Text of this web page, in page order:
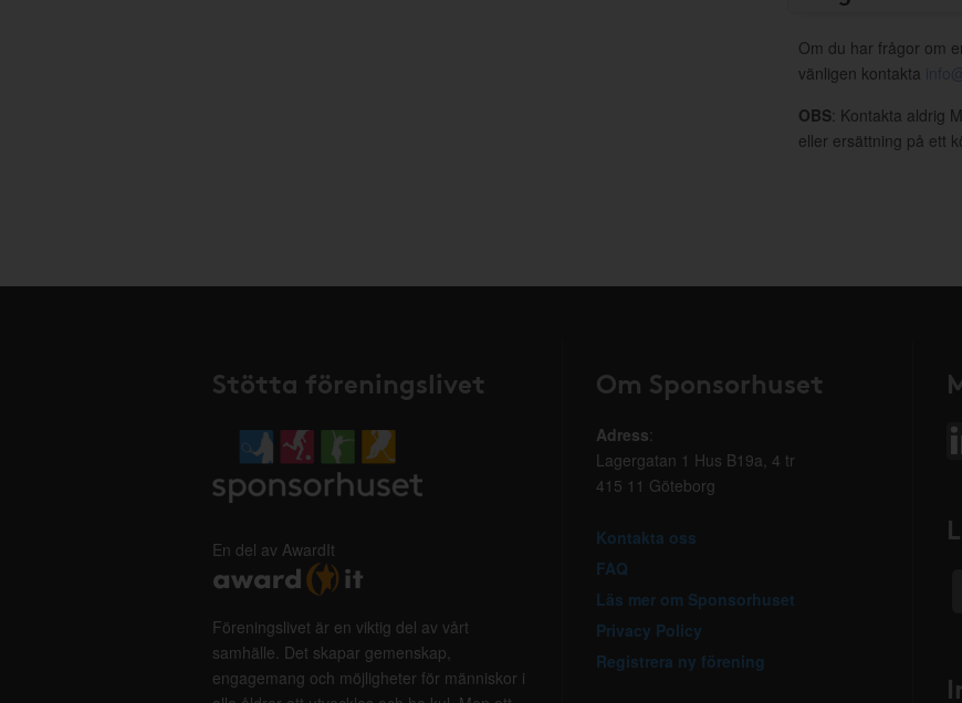
Om du har frågor om
vänligen kontakta
OBS: Kontakta aldrig
eller ersättning på ett
Stötta föreningslivet
En del av AwardIt
Föreningslivet är en viktig del av vårt
samhälle. Det skapar gemenskap,
engagemang och möjligheter för människor i
Om Sponsorhuset
Adress:
Lagergatan 1 Hus B19a, 4 tr
415 11 Göteborg
Kontakta oss
FAQ
Läs mer om Sponsorhuset
Privacy Policy
Registrera ny förening